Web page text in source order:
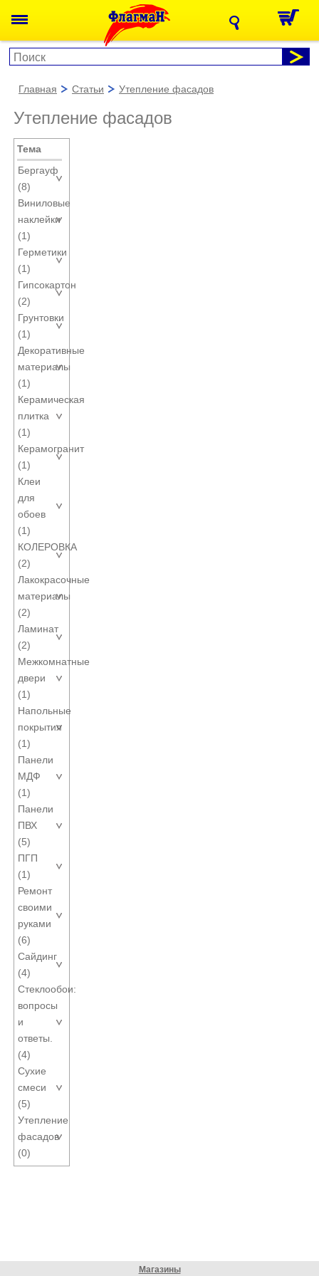
главная статьи утепление фасадов
Утепление фасадов
Тема
Бергауф
(8)
Виниловые
наклейки
(1)
Герметики
(1)
Гипсокартон
(2)
Грунтовки
(1)
Декоративные
материалы
(1)
Керамическая
плитка
(1)
Керамогранит
(1)
Клеи
для
обоев
(1)
КОЛЕРОВКА
(2)
Лакокрасочные
материалы
(2)
Ламинат
(2)
Межкомнатные
двери
(1)
Напольные
покрытия
(1)
Панели
МДФ
(1)
Панели
ПВХ
(5)
ПГП
(1)
Ремонт
своими
руками
(6)
Сайдинг
(4)
Стеклообои:
вопросы
и
ответы.
(4)
Сухие
смеси
(5)
Утепление
фасадов
(0)
Магазины